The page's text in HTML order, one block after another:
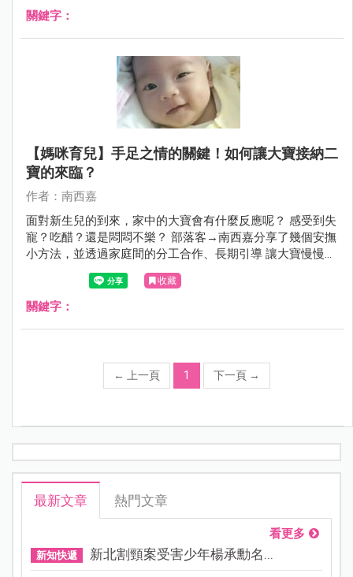
關鍵字：
【媽咪育兒】手足之情的關鍵！如何讓大寶接納二
寶的來臨？
作者：南西嘉
面對新生兒的到來，家中的大寶會有什麼反應呢？ 感受到失
寵？吃醋？還是悶悶不樂？ 部落客→南西嘉分享了幾個安撫
小方法，並透過家庭間的分工合作、長期引導 讓大寶慢慢接
受了二寶的到來囉！
收藏
關鍵字：
← 上一頁 1 下一頁 →
最新文章 熱門文章
看更多
新知快遞 新北割頸案受害少年楊承勳名...